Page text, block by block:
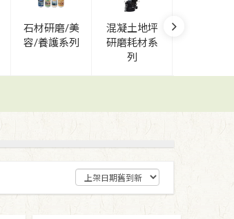
石材研磨/美
容/養護系列
混凝土地坪
研磨耗材系
列